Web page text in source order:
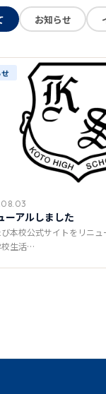
お知らせ
ーアルしました
び本校公式サイトをリニ
校生活…